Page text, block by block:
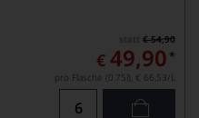
€ 54,90
€ 49,90 *
pro Flasche (0.75l), € 66,53/L